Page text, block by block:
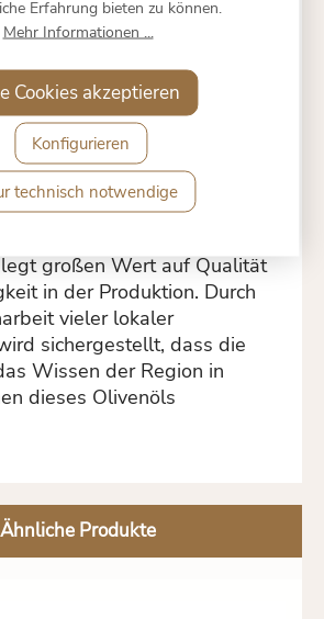
dieses Öls unterstreicht.
dieses Olivenöl von der
de Beja e Brinches,
die 2008 durch die
Agrícola de Beja und
Agrícola de Brinches
Diese Genossenschaft gilt
großen Wert auf Qualität
in der Produktion. Durch
vieler lokaler
sichergestellt, dass die
Wissen der Region in
dieses Olivenöls
Ähnliche Produkte
Erfahrung bieten zu können.
Mehr Informationen ...
technisch notwendige
Konfigurieren
Cookies akzeptieren